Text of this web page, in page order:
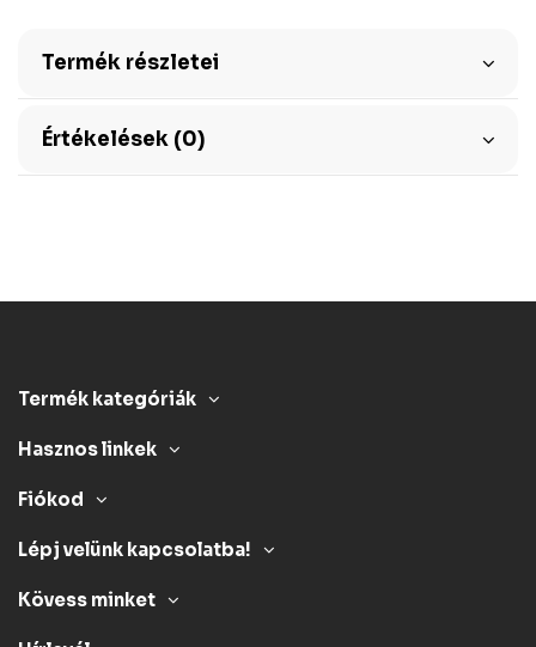
Termék részletei
Értékelések (0)
Termék kategóriák
Hasznos linkek
Fiókod
Lépj velünk kapcsolatba!
Kövess minket